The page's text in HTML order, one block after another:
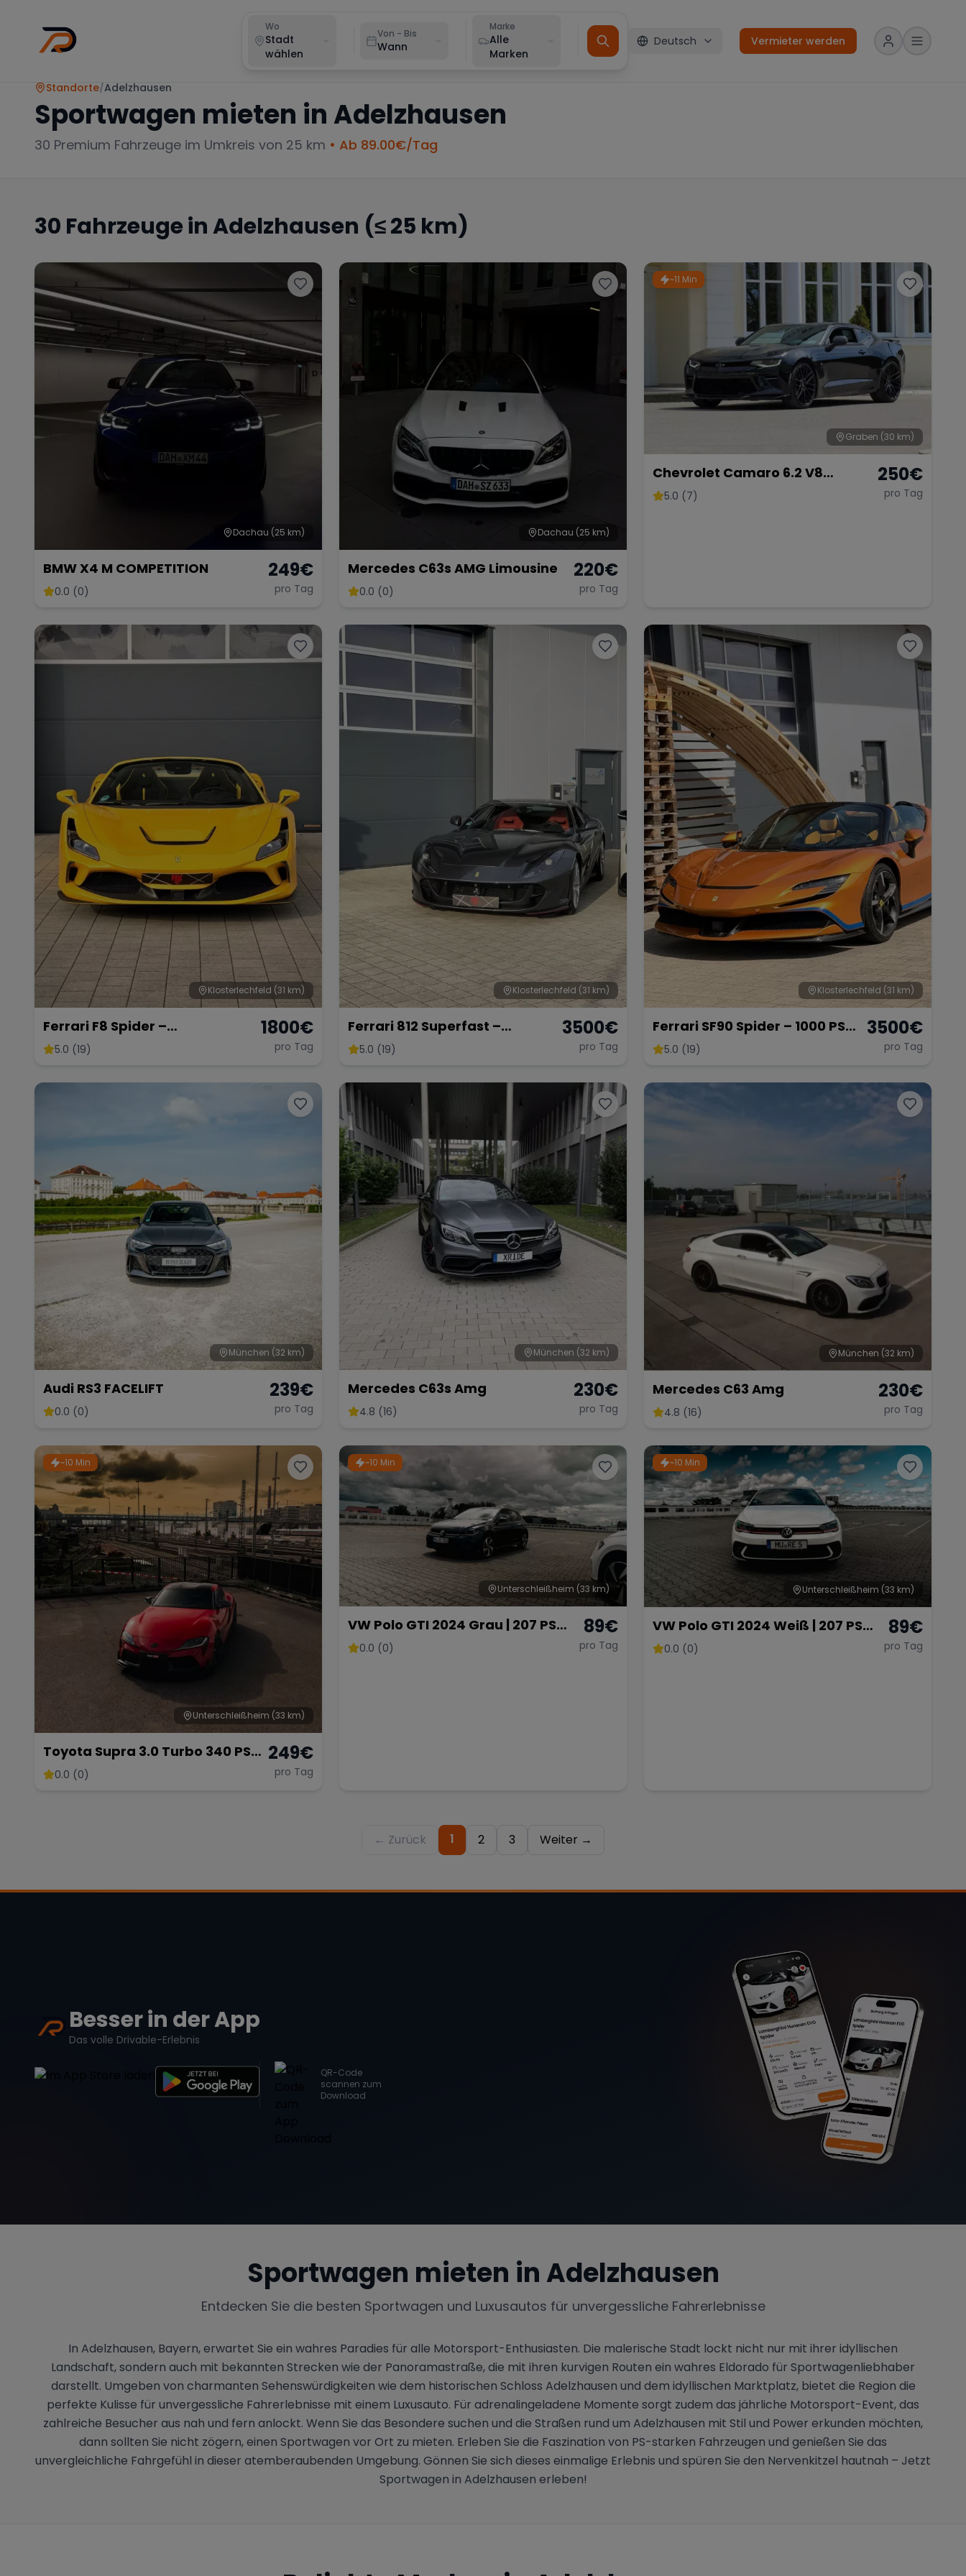
Wo
Stadt
wählen
Von - Bis
Wann
Marke
Alle
Marken
Deutsch Vermieter werden
Standorte/Adelzhausen
Sportwagen mieten inAdelzhausen
30 Premium Fahrzeuge im Umkreis von 25 km • Ab 89.00€/Tag
30 Fahrzeuge inAdelzhausen (≤ 25 km)
Dachau (25 km)
BMW X4 M COMPETITION
0.0 (0)
249€
pro Tag
Dachau (25 km)
Mercedes C63s AMG Limousine
0.0 (0)
220€
pro Tag
~11 Min
Graben (30 km)
Chevrolet Camaro 6.2 V8
Customkingz
5.0 (7)
250€
pro Tag
Klosterlechfeld (31 km)
Ferrari F8 Spider –
Atemberaubendes Cabrio
5.0 (19)
1800€
pro Tag
Klosterlechfeld (31 km)
Ferrari 812 Superfast –
Ultimativer V12-Supersportler
5.0 (19)
3500€
pro Tag
Klosterlechfeld (31 km)
Ferrari SF90 Spider – 1000 PS
Supersportwagen
5.0 (19)
3500€
pro Tag
München (32 km)
Audi RS3 FACELIFT
0.0 (0)
239€
pro Tag
München (32 km)
Mercedes C63s Amg
4.8 (16)
230€
pro Tag
München (32 km)
Mercedes C63 Amg
4.8 (16)
230€
pro Tag
~10 Min
Unterschleißheim (33 km)
Toyota Supra 3.0 Turbo 340 PS
Sportwagen Premium
0.0 (0)
249€
pro Tag
~10 Min
Unterschleißheim (33 km)
VW Polo GTI 2024 Grau | 207 PS
DSG Automatik | Ab 89 € pro Tag
0.0 (0)
89€
pro Tag
~10 Min
Unterschleißheim (33 km)
VW Polo GTI 2024 Weiß | 207 PS
DSG Automatik | Ab 89 € pro Tag
0.0 (0)
89€
pro Tag
← Zurück 1 2 3 Weiter →
Besser in der App
Das volle Drivable-Erlebnis
QR-Code
scannen zum
Download
Sportwagen mieten inAdelzhausen
Entdecken Sie die besten Sportwagen und Luxusautos für unvergessliche Fahrerlebnisse
In Adelzhausen, Bayern, erwartet Sie ein wahres Paradies für alle Motorsport-Enthusiasten. Die malerische Stadt lockt nicht nur mit ihrer idyllischen
Landschaft, sondern auch mit bekannten Strecken wie der Panoramastraße, die mit ihren kurvigen Routen ein wahres Eldorado für Sportwagenliebhaber
darstellt. Umgeben von charmanten Sehenswürdigkeiten wie dem historischen Schloss Adelzhausen und dem idyllischen Marktplatz, bietet die Region die
perfekte Kulisse für unvergessliche Fahrerlebnisse mit einem Luxusauto. Für adrenalingeladene Momente sorgt zudem das jährliche Motorsport-Event, das
zahlreiche Besucher aus nah und fern anlockt. Wenn Sie das Besondere suchen und die Straßen rund um Adelzhausen mit Stil und Power erkunden möchten,
dann sollten Sie nicht zögern, einen Sportwagen vor Ort zu mieten. Erleben Sie die Faszination von PS-starken Fahrzeugen und genießen Sie das
unvergleichliche Fahrgefühl in dieser atemberaubenden Umgebung. Gönnen Sie sich dieses einmalige Erlebnis und spüren Sie den Nervenkitzel hautnah – Jetzt
Sportwagen in Adelzhausen erleben!